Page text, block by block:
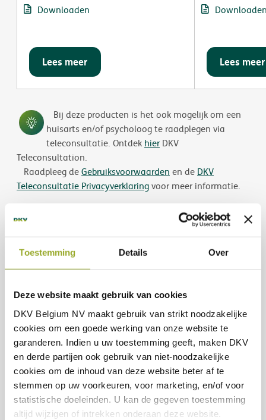
Toestemming Details Over
Deze website maakt gebruik van cookies
DKV Belgium NV maakt gebruik van strikt noodzakelijke
cookies om een goede werking van onze website te
garanderen. Indien u uw toestemming geeft, maken DKV
en derde partijen ook gebruik van niet-noodzakelijke
cookies om de inhoud van deze website beter af te
stemmen op uw voorkeuren, voor marketing, en/of voor
statistische doeleinden. U kan de gegeven toestemming
altijd wijzigen of intrekken onderaan deze website.
Downloaden
Lees meer Lees meer
Bij deze producten is het ook mogelijk om een
huisarts en/of psycholoog te raadplegen via
teleconsultatie. Ontdek hier DKV
Teleconsultation.
Raadpleeg deGebruiksvoorwaarden en de DKV
Teleconsultatie Privacyverklaringvoor meer informatie.
Dit betreft reclame in de zin van het Koninklijk Besluit
informatieverplichtingen bij de commercialisering van
financiële producten bij niet-professionele cliënten. Voor
onderschrijft, gelieve de informatiefiche over het
Dit informatiedocument is uitsluitend bedoeld om je
een overzicht te geven van debelangrijkste dekkingen
en uitsluitingendie betrekking hebben op deze
producten. Het is niet aangepast aan je speciﬁeke
behoeften en de informatie hierin is niet exhaustief.